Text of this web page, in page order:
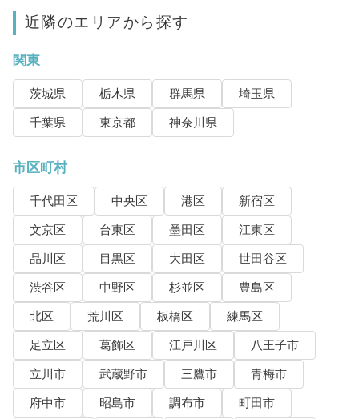
近隣のエリアから探す
関東
茨城県 栃木県 群馬県
埼玉県
千葉県
東京都 神奈川県
市区町村
千代田区 中央区 港区
新宿区
文京区
台東区 墨田区
江東区
品川区
目黒区 大田区
世田谷区
渋谷区
中野区 杉並区
豊島区
北区
荒川区 板橋区
練馬区
足立区
葛飾区 江戸川区
八王子市
立川市
武蔵野市 三鷹市
青梅市
府中市
昭島市 調布市
町田市